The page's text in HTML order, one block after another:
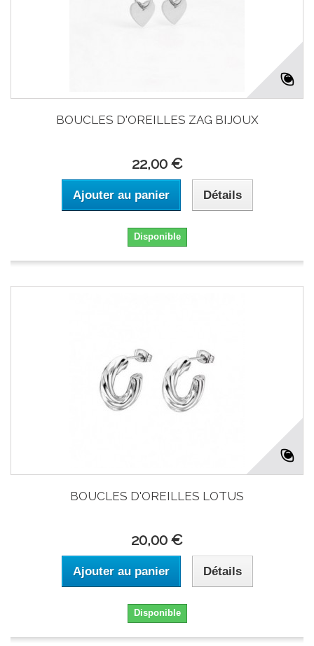
BOUCLES D'OREILLES ZAG BIJOUX
22,00 €
Ajouter au panier Détails
Disponible
BOUCLES D'OREILLES LOTUS
20,00 €
Ajouter au panier Détails
Disponible